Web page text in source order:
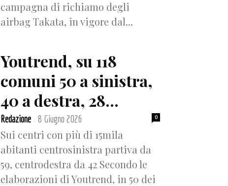
campagna di richiamo degli
airbag Takata, in vigore dal...
Youtrend, su 118
comuni 50 a sinistra,
40 a destra, 28...
Redazione - 8 Giugno 2026 0
Sui centri con più di 15mila
abitanti centrosinistra partiva da
59, centrodestra da 42 Secondo le
elaborazioni di Youtrend, in 50 dei